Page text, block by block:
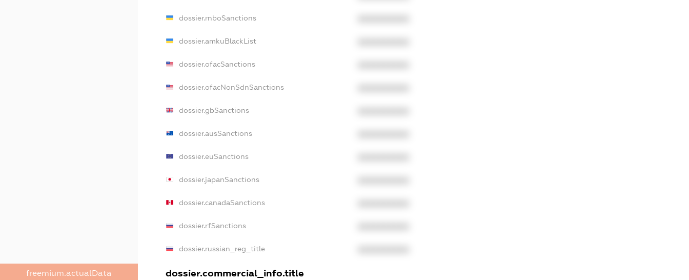
freemium.actualData
dossier.rnboSanctions
dossier.amkuBlackList
dossier.ofacSanctions
dossier.ofacNonSdnSanctions
dossier.gbSanctions
dossier.ausSanctions
dossier.euSanctions
dossier.japanSanctions
dossier.canadaSanctions
dossier.rfSanctions
dossier.russian_reg_title
dossier.commercial_info.title